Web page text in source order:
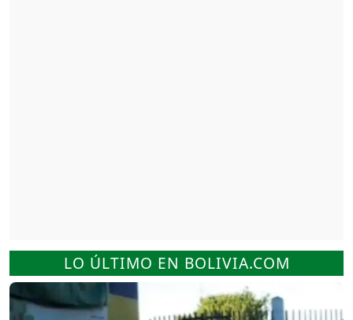
LO ÚLTIMO EN BOLIVIA.COM